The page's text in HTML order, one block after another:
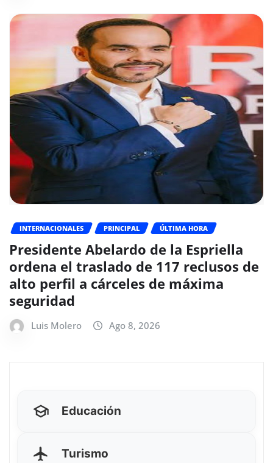
INTERNACIONALES PRINCIPAL ÚLTIMA HORA
Presidente Abelardo de la Espriella
ordena el traslado de 117 reclusos de
alto perfil a cárceles de máxima
seguridad
Luis Molero Ago 8, 2026
Educación
Turismo